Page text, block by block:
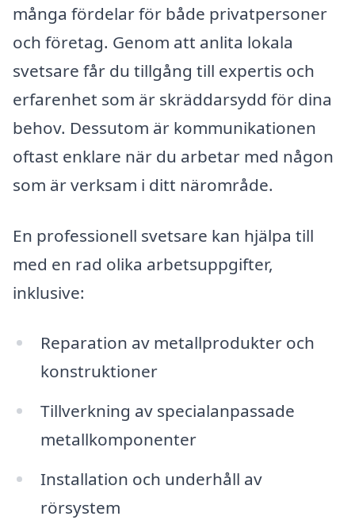
många fördelar för både privatpersoner
och företag. Genom att anlita lokala
svetsare får du tillgång till expertis och
erfarenhet som är skräddarsydd för dina
behov. Dessutom är kommunikationen
oftast enklare när du arbetar med någon
som är verksam i ditt närområde.
En professionell svetsare kan hjälpa till
med en rad olika arbetsuppgifter,
inklusive:
Reparation av metallprodukter och
konstruktioner
Tillverkning av specialanpassade
metallkomponenter
Installation och underhåll av
rörsystem